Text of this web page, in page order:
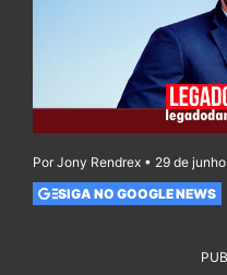
Por Jony Rendrex • 29 de
SIGA NO GOOGLE NEWS